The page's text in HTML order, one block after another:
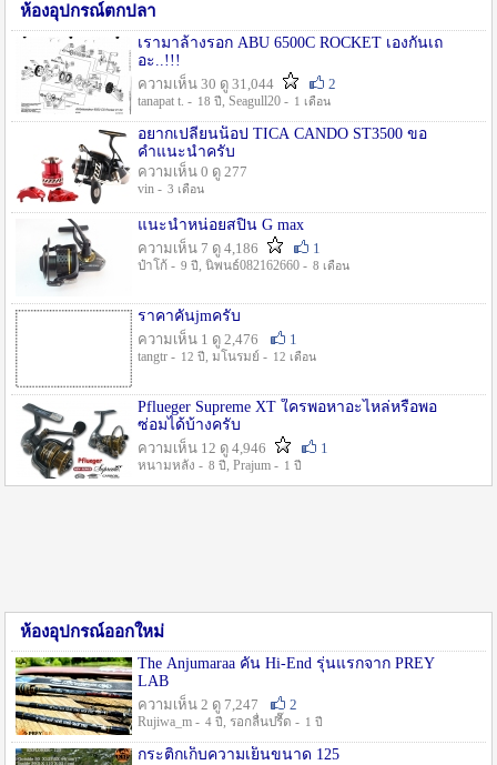
ห้องอุปกรณ์ตกปลา
เรามาล้างรอก ABU 6500C ROCKET เองกันเถ
อะ..!!!
ความเห็น 30 ดู 31,044
2
tanapat t. - 18 ปี , Seagull20 - 1 เดือน
อยากเปลี่ยนน็อป TICA CANDO ST3500 ขอ
คำแนะนำครับ
ความเห็น 0 ดู 277
vin - 3 เดือน
แนะนำหน่อยสปิน G max
ความเห็น 7 ดู 4,186
1
ป๋าโก้ - 9 ปี , นิพนธ์082162660 - 8 เดือน
ราคาคันjmครับ
ความเห็น 1 ดู 2,476
1
tangtr - 12 ปี , มโนรมย์ - 12 เดือน
Pflueger Supreme XT ใครพอหาอะไหล่หรือพอ
ซ่อมได้บ้างครับ
ความเห็น 12 ดู 4,946
1
หนามหลัง - 8 ปี , Prajum - 1 ปี
ห้องอุปกรณ์ออกใหม่
The Anjumaraa คัน Hi-End รุ่นแรกจาก PREY
LAB
ความเห็น 2 ดู 7,247
2
Rujiwa_m - 4 ปี , รอกลื่นปรื๊ด - 1 ปี
กระติกเก็บความเย็นขนาด 125